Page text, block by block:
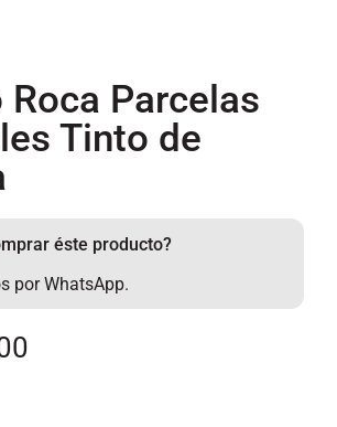
Parcelas
Tinto de
éste producto?
por WhatsApp.